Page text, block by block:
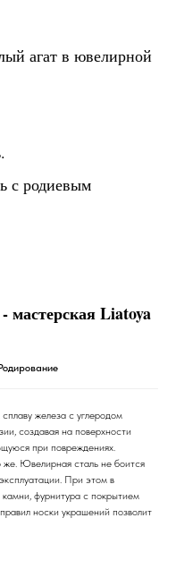
агат в ювелирной
с родиевым
мастерская Liatoya
железа с углеродом
создавая на поверхности
при повреждениях.
же. Ювелирная сталь не боится
При этом в
камни, фурнитура с покрытием
носки украшений позволит